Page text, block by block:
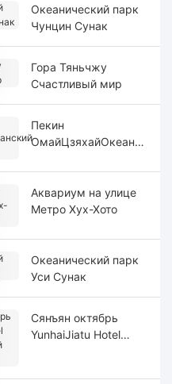
Океанический парк
Чунцин Сунак
Гора Тяньчжу
Счастливый мир
Пекин
ОмайЦзяхайОкеанск
Аквариум на улице
Метро Хух-Хото
Океанический парк
Уси Сунак
Сянъян октябрь
YunhaiJiatu Hotel